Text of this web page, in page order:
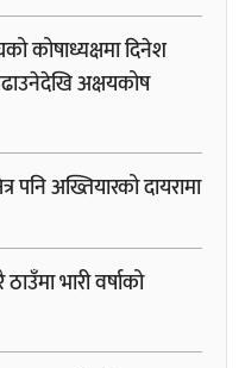
कोषाध्यक्षमा दिनेश
अक्षयकोष
पनि अख्तियारको दायरामा
भारी वर्षाको